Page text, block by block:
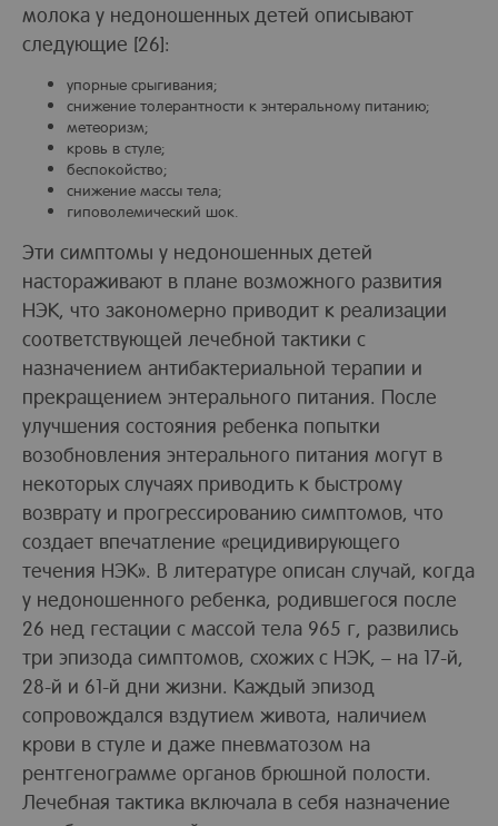
молока у недоношенных детей описывают
следующие [26]:
упорные срыгивания;
снижение толерантности к энтеральному питанию;
метеоризм;
кровь в стуле;
беспокойство;
снижение массы тела;
гиповолемический шок.
Эти симптомы у недоношенных детей
настораживают в плане возможного развития
НЭК, что закономерно приводит к реализации
соответствующей лечебной тактики с
назначением антибактериальной терапии и
прекращением энтерального питания. После
улучшения состояния ребенка попытки
возобновления энтерального питания могут в
некоторых случаях приводить к быстрому
возврату и прогрессированию симптомов, что
создает впечатление «рецидивирующего
течения НЭК». В литературе описан случай, когда
у недоношенного ребенка, родившегося после
26 нед гестации с массой тела 965 г, развились
три эпизода симптомов, схожих с НЭК, – на 17-й,
28-й и 61-й дни жизни. Каждый эпизод
сопровождался вздутием живота, наличием
крови в стуле и даже пневматозом на
рентгенограмме органов брюшной полости.
Лечебная тактика включала в себя назначение